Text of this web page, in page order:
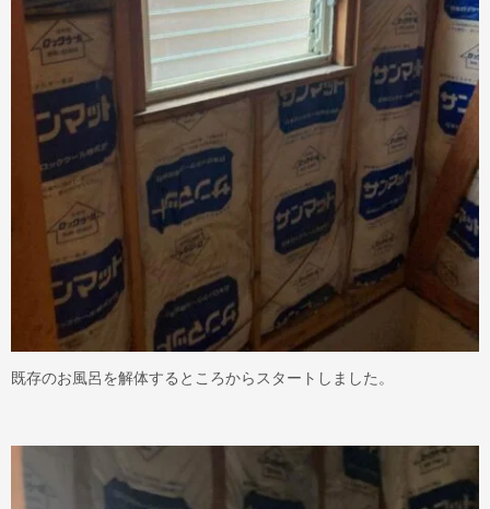
既存のお風呂を解体するところからスタートしました。